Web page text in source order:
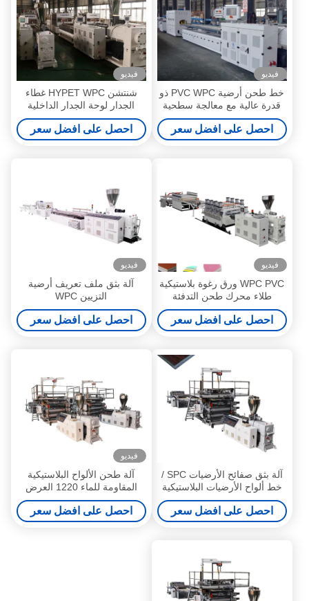
فيديو
خط طحن أرضية PVC WPC ذو
قدرة عالية مع معالجة سطحية
لفيلم التصفيف مع طواقم طحن
مخروطية مزدوجة
احصل على افضل سعر
فيديو
شنتشن HYPET WPC غطاء
الجدار لوحة الجدار الداخلية
اللوحة الكبيرة مع طبقة نمط
طحن آلة صنع خط الإنتاج
احصل على افضل سعر
فيديو
WPC PVC ورق رغوة بلاستيكية
طلاء محرك طحن التدفئة
الكهربائية
احصل على افضل سعر
فيديو
آلة بثق ملف تعريف أرضية
التزيين WPC
احصل على افضل سعر
آلة بثق صفائح الأرضيات SPC /
خط ألواح الأرضيات البلاستيكية
المركبة
احصل على افضل سعر
فيديو
آلة طحن الألواح البلاستيكية
المقاومة للماء 1220 العرض
احصل على افضل سعر